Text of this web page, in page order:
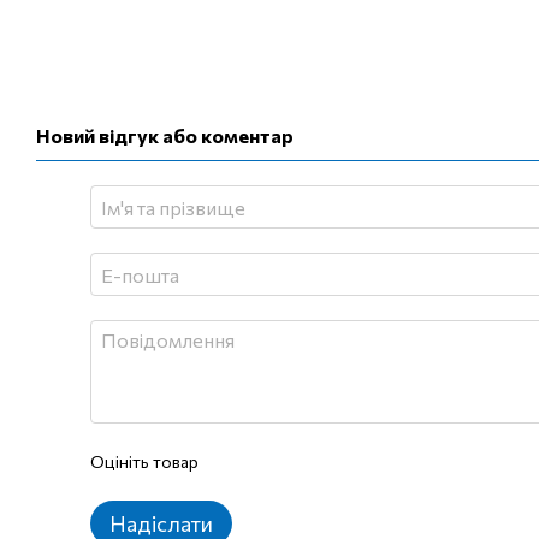
Новий відгук або коментар
Оцініть товар
Надіслати